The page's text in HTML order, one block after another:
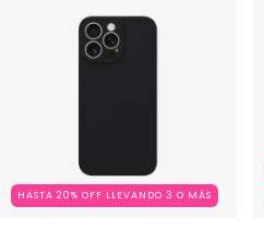
HASTA 20% OFF LLEVANDO 3 O MÁS